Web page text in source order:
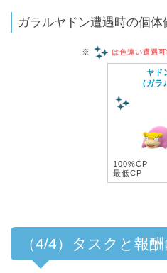
ガラルヤドン遭遇時の個体
※ は色違い遭遇
ヤド
(ガラ
100%CP
最低CP
（4/4）タスクと報